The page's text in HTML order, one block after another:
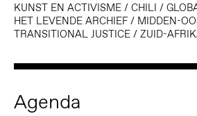
KUNST EN ACTIVISME/ CHILI /
HET LEVENDE ARCHIEF/ MIDDEN-
TRANSITIONAL JUSTICE/ ZUID-
Agenda